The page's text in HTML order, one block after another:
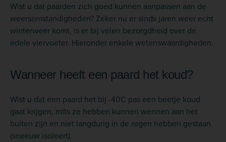
Wist u dat paarden zich goed kunnen aanpassen aan de
weersomstandigheden? Zeker nu er sinds jaren weer echt
winterweer komt, is er bij velen bezorgdheid over de
edele viervoeter. Hieronder enkele wetenswaardigheden.
Wanneer heeft een paard het koud?
Wist u dat een paard het bij -40C pas een beetje koud
gaat krijgen, mits ze hebben kunnen wennen aan het
buiten zijn en niet langdurig in de regen hebben gestaan
(sneeuw isoleert).